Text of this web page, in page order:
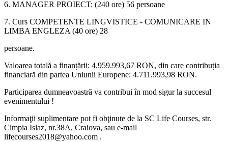
6. MANAGER PROIECT: (240 ore) 56 persoane
7. Curs COMPETENTE LINGVISTICE - COMUNICARE IN
LIMBA ENGLEZA (40 ore) 28
persoane.
Valoarea totală a finanțării: 4.959.993,67 RON, din care contribuția
financiară din partea Uniunii Europene: 4.711.993,98 RON.
Participarea dumneavoastră va contribui în mod sigur la succesul
evenimentului !
Informaţii suplimentare pot fi obţinute de la SC Life Courses, str.
Cimpia Islaz, nr.38A, Craiova, sau e-mail
lifecourses2018@yahoo.com .